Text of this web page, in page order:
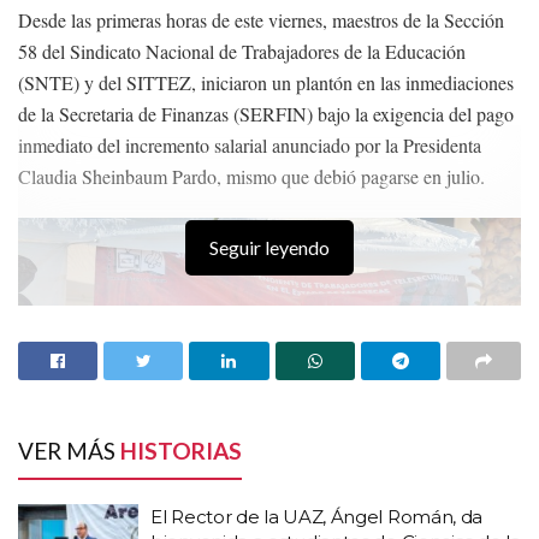
Desde las primeras horas de este viernes, maestros de la Sección
58 del Sindicato Nacional de Trabajadores de la Educación
(SNTE) y del SITTEZ, iniciaron un plantón en las inmediaciones
de la Secretaria de Finanzas (SERFIN) bajo la exigencia del pago
inmediato del incremento salarial anunciado por la Presidenta
Claudia Sheinbaum Pardo, mismo que debió pagarse en julio.
Seguir leyendo
VER MÁS HISTORIAS
El Rector de la UAZ, Ángel Román, da